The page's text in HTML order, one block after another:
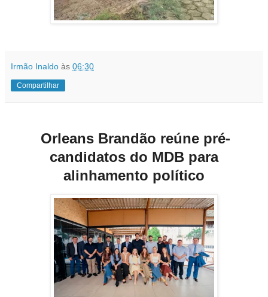
Irmão Inaldo às 06:30
Compartilhar
Orleans Brandão reúne pré-
candidatos do MDB para
alinhamento político